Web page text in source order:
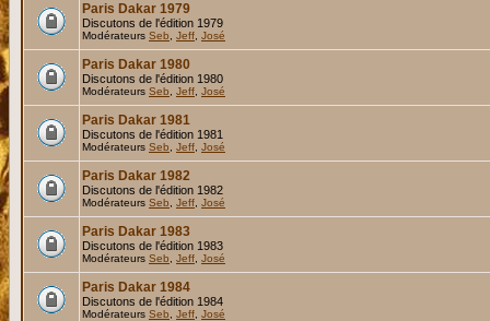
Paris Dakar 1979
Discutons de l'édition 1979
Modérateurs Seb Jeff José
Paris Dakar 1980
Discutons de l'édition 1980
Modérateurs Seb Jeff José
Paris Dakar 1981
Discutons de l'édition 1981
Modérateurs Seb Jeff José
Paris Dakar 1982
Discutons de l'édition 1982
Modérateurs Seb Jeff José
Paris Dakar 1983
Discutons de l'édition 1983
Modérateurs Seb Jeff José
Paris Dakar 1984
Discutons de l'édition 1984
Modérateurs Seb Jeff José